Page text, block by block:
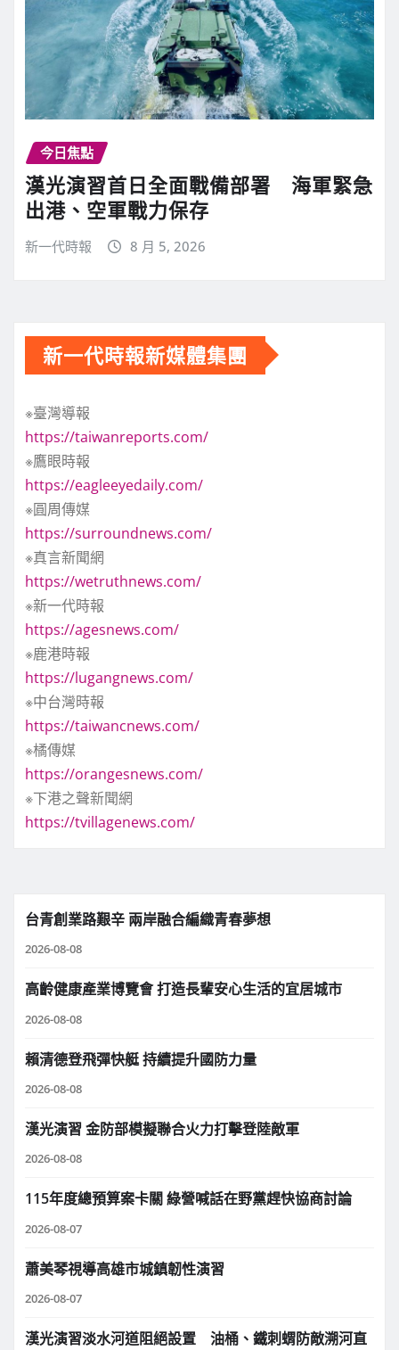
今日焦點
漢光演習首日全面戰備部署 海軍緊急
出港、空軍戰力保存
新一代時報 8 月 5, 2026
新一代時報新媒體集團
※臺灣導報
https://taiwanreports.com/
※鷹眼時報
https://eagleeyedaily.com/
※圓周傳媒
https://surroundnews.com/
※真言新聞網
https://wetruthnews.com/
※新一代時報
https://agesnews.com/
※鹿港時報
https://lugangnews.com/
※中台灣時報
https://taiwancnews.com/
※橘傳媒
https://orangesnews.com/
※下港之聲新聞網
https://tvillagenews.com/
台青創業路艱辛 兩岸融合編織青春夢想
2026-08-08
高齡健康產業博覽會 打造長輩安心生活的宜居城市
2026-08-08
賴清德登飛彈快艇 持續提升國防力量
2026-08-08
漢光演習 金防部模擬聯合火力打擊登陸敵軍
2026-08-08
115年度總預算案卡關 綠營喊話在野黨趕快協商討論
2026-08-07
蕭美琴視導高雄市城鎮韌性演習
2026-08-07
漢光演習淡水河道阻絕設置 油桶、鐵刺蝟防敵溯河直